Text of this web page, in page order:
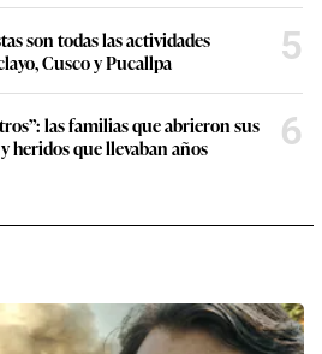
son todas las actividades
Cusco y Pucallpa
5
las familias que abrieron sus
heridos que llevaban años
6